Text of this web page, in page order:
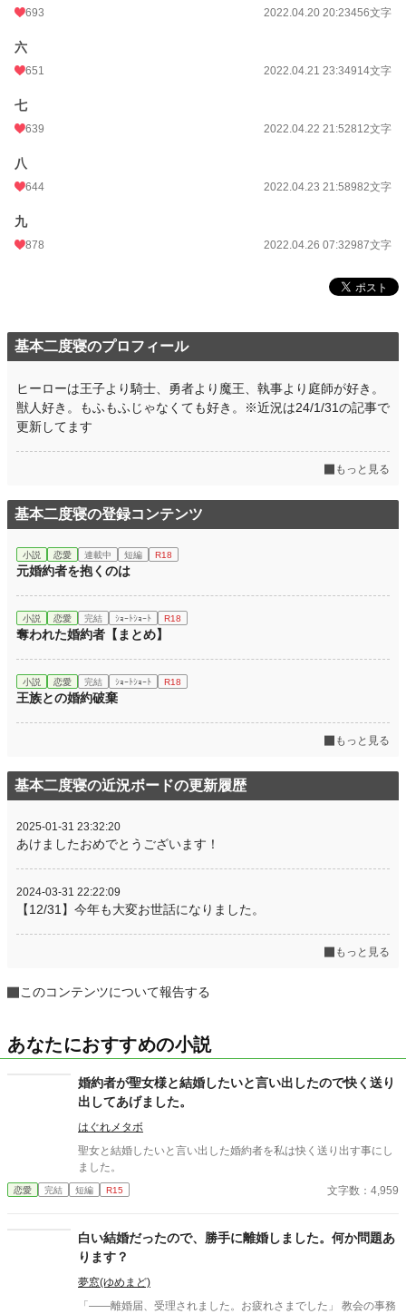
恋愛
お気に入り
24h.ポイント
文字数
更新日時
初回公開日時
週間ポイント
693 2022.04.20 20:23456文字
六
651 2022.04.21 23:34914文字
七
639 2022.04.22 21:52812文字
八
644 2022.04.23 21:58982文字
九
878 2022.04.26 07:32987文字
基本二度寝のプロフィール
ヒーローは王子より騎士、勇者より魔王、執事より庭師が好き。
獣人好き。もふもふじゃなくても好き。※近況は24/1/31の記事で
更新してます
もっと見る
基本二度寝の登録コンテンツ
小説 恋愛 連載中 短編 R18
元婚約者を抱くのは
小説 恋愛 完結 ｼｮｰﾄｼｮｰﾄ R18
奪われた婚約者【まとめ】
小説 恋愛 完結 ｼｮｰﾄｼｮｰﾄ R18
王族との婚約破棄
もっと見る
基本二度寝の近況ボードの更新履歴
2025-01-31 23:32:20
あけましたおめでとうございます！
2024-03-31 22:22:09
【12/31】今年も大変お世話になりました。
もっと見る
このコンテンツについて報告する
あなたにおすすめの小説
婚約者が聖女様と結婚したいと言い出したので快く送り
出してあげました。
はぐれメタボ
聖女と結婚したいと言い出した婚約者を私は快く送り出す事にし
ました。
恋愛 完結 短編 R15 文字数：4,959
白い結婚だったので、勝手に離婚しました。何か問題あ
ります？
夢窓(ゆめまど)
「――離婚届、受理されました。お疲れさまでした」 教会の事務